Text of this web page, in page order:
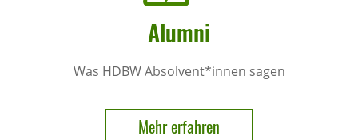
Alumni
Was HDBW Absolvent*innen sagen
Mehr erfahren